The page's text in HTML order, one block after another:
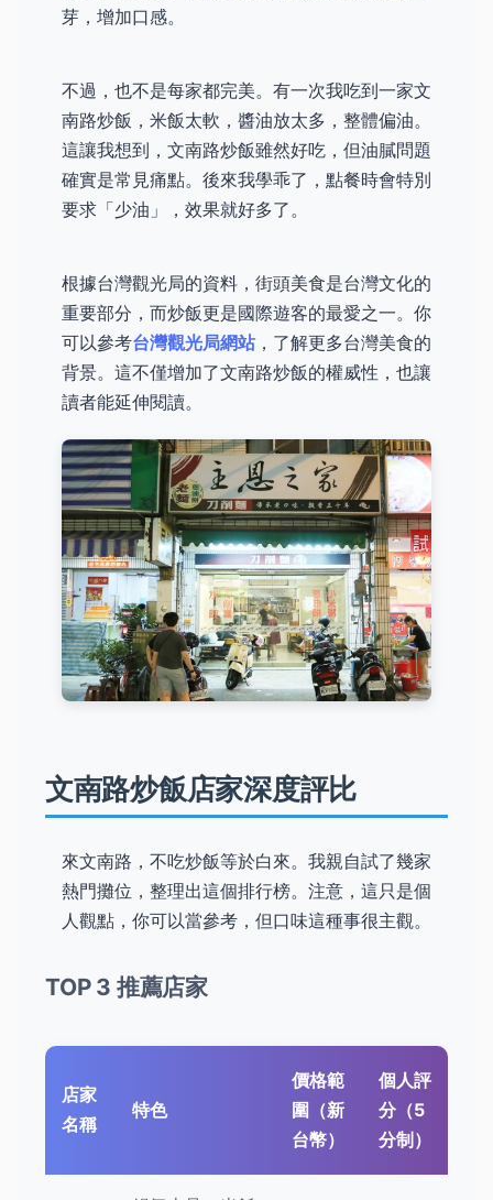
芽，增加口感。
不過，也不是每家都完美。有一次我吃到一家文
南路炒飯，米飯太軟，醬油放太多，整體偏油。
這讓我想到，文南路炒飯雖然好吃，但油膩問題
確實是常見痛點。後來我學乖了，點餐時會特別
要求「少油」，效果就好多了。
根據台灣觀光局的資料，街頭美食是台灣文化的
重要部分，而炒飯更是國際遊客的最愛之一。你
可以參考台灣觀光局網站，了解更多台灣美食的
背景。這不僅增加了文南路炒飯的權威性，也讓
讀者能延伸閱讀。
文南路炒飯店家深度評比
來文南路，不吃炒飯等於白來。我親自試了幾家
熱門攤位，整理出這個排行榜。注意，這只是個
人觀點，你可以當參考，但口味這種事很主觀。
TOP 3 推薦店家
店家
名稱
特色
價格範
圍（新
台幣）
個人評
分（5
分制）